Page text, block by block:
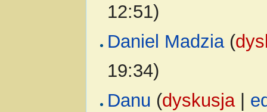
12:51)
Daniel Madzia (
19:34)
Danu (dyskusja|